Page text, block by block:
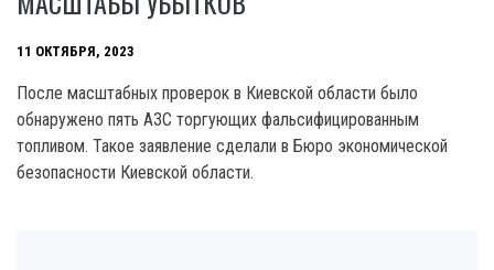
11 ОКТЯБРЯ, 2023
После масштабных проверок в Киевской области было
обнаружено пять АЗС торгующих фальсифицированным
топливом. Такое заявление сделали в Бюро экономической
безопасности Киевской области.